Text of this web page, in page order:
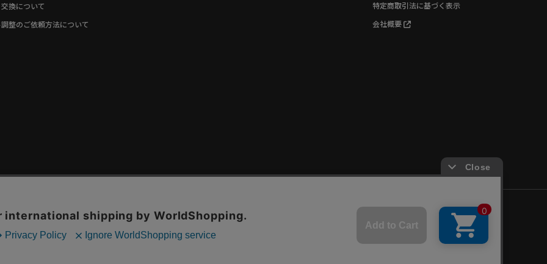
換について
整のご依頼方法について
特定商取引法に基づく表示
会社概要
©World Wide Watch All Rights reserved.